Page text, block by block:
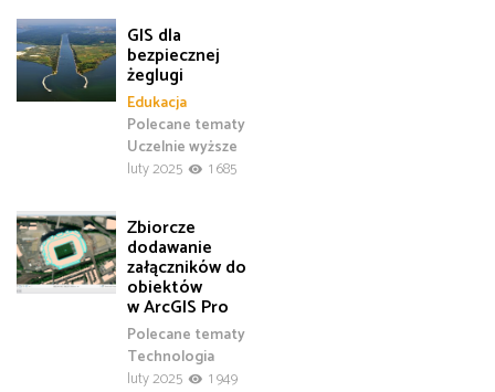
GIS dla
bezpiecznej
żeglugi
Edukacja
Polecane tematy
Uczelnie wyższe
luty 2025
1 685
Zbiorcze
dodawanie
załączników do
obiektów
w ArcGIS Pro
Polecane tematy
Technologia
luty 2025
1 949